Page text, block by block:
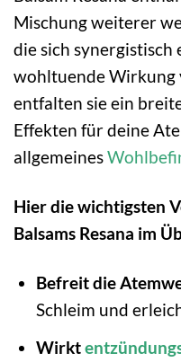
Mischung weiterer
die sich synergistisch
wohltuende Wirkung
entfalten sie ein
Effekten für deine
allgemeines
Hier die wichtigsten
Balsams Resana im
Befreit die
Schleim und
Wirkt